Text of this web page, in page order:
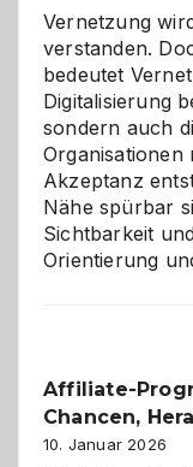
Vernetzung
verstanden.
bedeutet
Digitalisierung
sondern auch
Organisationen
Akzeptanz
Nähe spürbar
Sichtbarkeit
Orientierung
Affiliate-
Chancen,
10. Januar 2026